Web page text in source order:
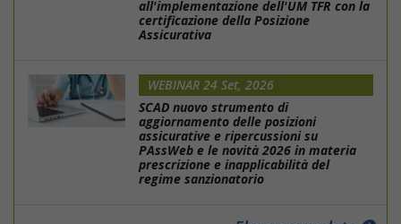
all'implementazione dell'UM TFR con la
certificazione della Posizione
Assicurativa
WEBINAR 24 Set, 2026
SCAD nuovo strumento di
aggiornamento delle posizioni
assicurative e ripercussioni su
PAssWeb e le novità 2026 in materia
prescrizione e inapplicabilità del
regime sanzionatorio